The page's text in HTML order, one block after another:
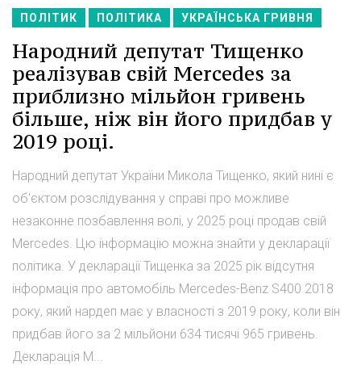
ПОЛІТИК ПОЛІТИКА УКРАЇНСЬКА ГРИВНЯ
Народний депутат Тищенко
реалізував свій Mercedes за
приблизно мільйон гривень
більше, ніж він його придбав у
2019 році.
Народний депутат України Микола Тищенко, який нині є
об'єктом розслідування у справі про можливе
незаконне позбавлення волі, у 2025 році продав свій
Mercedes. Цю інформацію можна знайти у декларації
політика. У декларації Тищенка за 2025 рік відсутня
інформація про автомобіль Mercedes-Benz S400 2018
року, який нардеп має у власності з 2019 року, коли він
придбав його за 2 мільйони 634 тисячі 965 гривень.
Декларація М...